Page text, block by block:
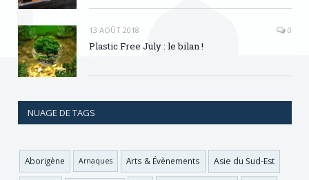
13 AOÛT 2018 0
Plastic Free July : le bilan !
NUAGE DE TAGS
Aborigène Arnaques Arts & Évènements Asie du Sud-Est